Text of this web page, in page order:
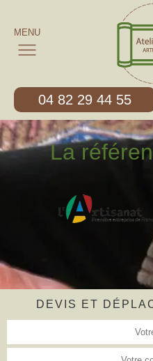
MENU
04 82 29 44 55
La
DEVIS ET